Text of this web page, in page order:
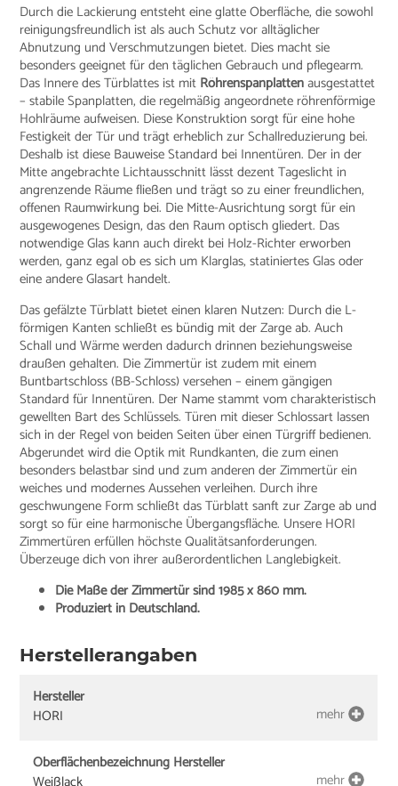
Durch die Lackierung entsteht eine glatte Oberfläche, die sowohl
reinigungsfreundlich ist als auch Schutz vor alltäglicher
Abnutzung und Verschmutzungen bietet. Dies macht sie
besonders geeignet für den täglichen Gebrauch und pflegearm.
Das Innere des Türblattes ist mit Röhrenspanplattenausgestattet
– stabile Spanplatten, die regelmäßig angeordnete röhrenförmige
Hohlräume aufweisen. Diese Konstruktion sorgt für eine hohe
Festigkeit der Tür und trägt erheblich zur Schallreduzierung bei.
Deshalb ist diese Bauweise Standard bei Innentüren. Der in der
Mitte angebrachte Lichtausschnitt lässt dezent Tageslicht in
angrenzende Räume fließen und trägt so zu einer freundlichen,
offenen Raumwirkung bei. Die Mitte-Ausrichtung sorgt für ein
ausgewogenes Design, das den Raum optisch gliedert. Das
notwendige Glas kann auch direkt bei Holz-Richter erworben
werden, ganz egal ob es sich um Klarglas, statiniertes Glas oder
eine andere Glasart handelt.
Das gefälzte Türblatt bietet einen klaren Nutzen: Durch die L-
förmigen Kanten schließt es bündig mit der Zarge ab. Auch
Schall und Wärme werden dadurch drinnen beziehungsweise
draußen gehalten. Die Zimmertür ist zudem mit einem
Buntbartschloss (BB-Schloss) versehen – einem gängigen
Standard für Innentüren. Der Name stammt vom charakteristisch
gewellten Bart des Schlüssels. Türen mit dieser Schlossart lassen
sich in der Regel von beiden Seiten über einen Türgriff bedienen.
Abgerundet wird die Optik mit Rundkanten, die zum einen
besonders belastbar sind und zum anderen der Zimmertür ein
weiches und modernes Aussehen verleihen. Durch ihre
geschwungene Form schließt das Türblatt sanft zur Zarge ab und
sorgt so für eine harmonische Übergangsfläche. Unsere HORI
Zimmertüren erfüllen höchste Qualitätsanforderungen.
Überzeuge dich von ihrer außerordentlichen Langlebigkeit.
Die Maße der Zimmertür sind 1985 x 860 mm.
Produziert in Deutschland.
Herstellerangaben
Hersteller
HORI
mehr
Oberflächenbezeichnung Hersteller
mehr